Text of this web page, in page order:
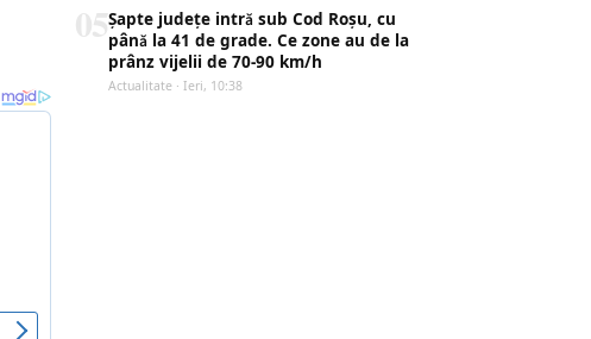
Șapte județe intră sub Cod Roșu, cu
până la 41 de grade. Ce zone au de la
prânz vijelii de 70-90 km/h
Actualitate · Ieri, 10:38